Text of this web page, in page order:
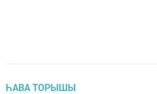
ҺАВА ТОРЫШЫ